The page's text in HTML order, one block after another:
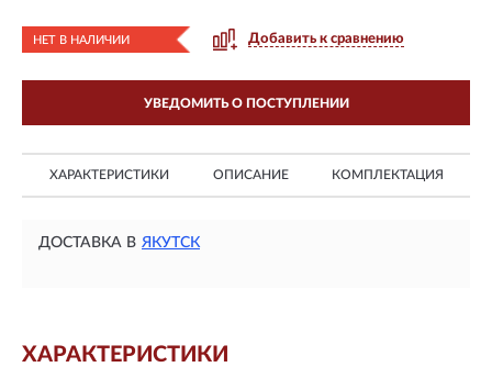
НЕТ В НАЛИЧИИ Добавить к сравнению
УВЕДОМИТЬ О ПОСТУПЛЕНИИ
ХАРАКТЕРИСТИКИ ОПИСАНИЕ КОМПЛЕКТАЦИЯ
ДОСТАВКА В ЯКУТСК
ХАРАКТЕРИСТИКИ